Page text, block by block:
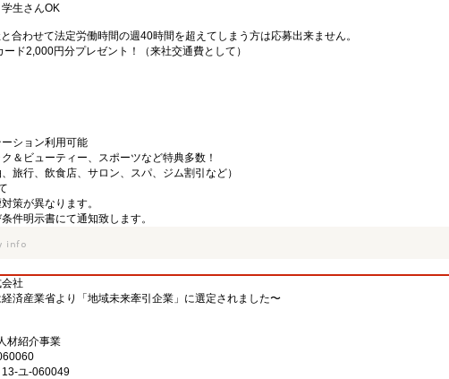
生さんOK
合わせて法定労働時間の週40時間を超えてしまう方は応募出来ません。
ド2,000円分プレゼント！（来社交通費として）
ション利用可能
＆ビューティー、スポーツなど特典多数！
旅行、飲食店、サロン、スパ、ジム割引など）
策が異なります。
件明示書にて通知致します。
社
済産業省より「地域未来牽引企業」に選定されました〜
材紹介事業
ユ-060049